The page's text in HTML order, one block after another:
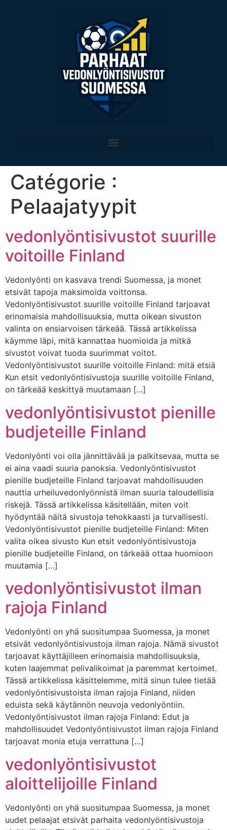
Catégorie :
Pelaajatyypit
vedonlyöntisivustot suurille
voitoille Finland
Vedonlyönti on kasvava trendi Suomessa, ja monet
etsivät tapoja maksimoida voittonsa.
Vedonlyöntisivustot suurille voitoille Finland tarjoavat
erinomaisia mahdollisuuksia, mutta oikean sivuston
valinta on ensiarvoisen tärkeää. Tässä artikkelissa
käymme läpi, mitä kannattaa huomioida ja mitkä
sivustot voivat tuoda suurimmat voitot.
Vedonlyöntisivustot suurille voitoille Finland: mitä etsiä
Kun etsit vedonlyöntisivustoja suurille voitoille Finland,
on tärkeää keskittyä muutamaan […]
vedonlyöntisivustot pienille
budjeteille Finland
Vedonlyönti voi olla jännittävää ja palkitsevaa, mutta se
ei aina vaadi suuria panoksia. Vedonlyöntisivustot
pienille budjeteille Finland tarjoavat mahdollisuuden
nauttia urheiluvedonlyönnistä ilman suuria taloudellisia
riskejä. Tässä artikkelissa käsitellään, miten voit
hyödyntää näitä sivustoja tehokkaasti ja turvallisesti.
Vedonlyöntisivustot pienille budjeteille Finland: Miten
valita oikea sivusto Kun etsit vedonlyöntisivustoja
pienille budjeteille Finland, on tärkeää ottaa huomioon
muutamia […]
vedonlyöntisivustot ilman
rajoja Finland
Vedonlyönti on yhä suositumpaa Suomessa, ja monet
etsivät vedonlyöntisivustoja ilman rajoja. Nämä sivustot
tarjoavat käyttäjilleen erinomaisia mahdollisuuksia,
kuten laajemmat pelivalikoimat ja paremmat kertoimet.
Tässä artikkelissa käsittelemme, mitä sinun tulee tietää
vedonlyöntisivustoista ilman rajoja Finland, niiden
eduista sekä käytännön neuvoja vedonlyöntiin.
Vedonlyöntisivustot ilman rajoja Finland: Edut ja
mahdollisuudet Vedonlyöntisivustot ilman rajoja Finland
tarjoavat monia etuja verrattuna […]
vedonlyöntisivustot
aloittelijoille Finland
Vedonlyönti on yhä suositumpaa Suomessa, ja monet
uudet pelaajat etsivät parhaita vedonlyöntisivustoja